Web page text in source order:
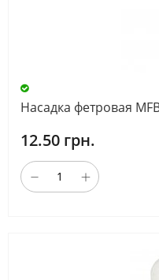
Насадка фетровая
12.50 грн.